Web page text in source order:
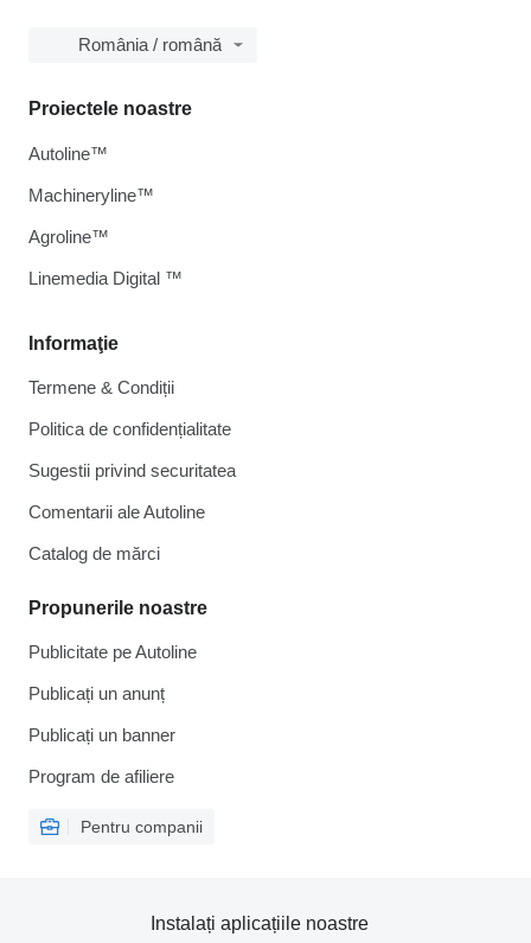
România / română
Informaţie
Termene & Condiții
Politica de confidențialitate
Sugestii privind securitatea
Comentarii ale Autoline
Catalog de mărcі
Propunerile noastre
Publicitate pe Autoline
Publicați un anunț
Publicați un banner
Program de afiliere
Pentru companii
Proiectele noastre
Autoline™
Machineryline™
Agroline™
Linemedia Digital ™
Instalați aplicațiile noastre